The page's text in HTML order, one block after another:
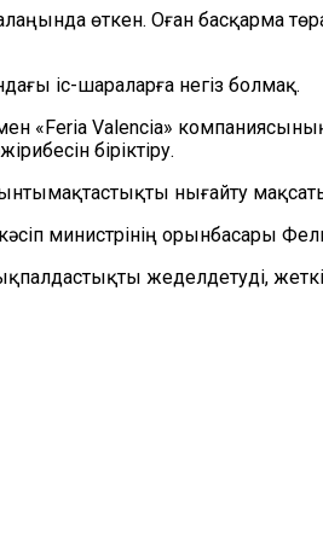
өткен. Оған басқарма
іс-шараларға негіз болмақ.
«Feria Valencia»
біріктіру.
нығайту
министрінің орынбасары
жеделдетуді,